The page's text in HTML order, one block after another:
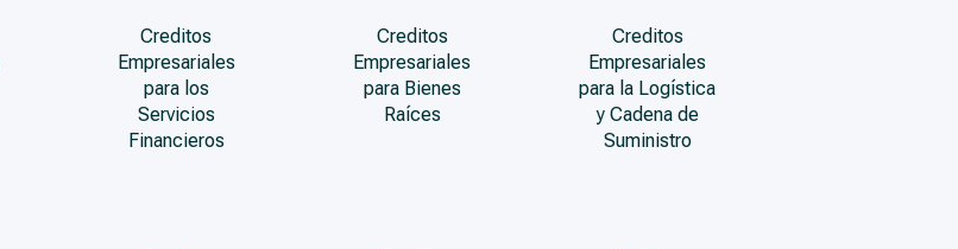
Creditos
Empresariales
para los
Servicios
Financieros
Creditos
Empresariales
para Bienes
Raíces
Creditos
Empresariales
para la Logística
y Cadena de
Suministro